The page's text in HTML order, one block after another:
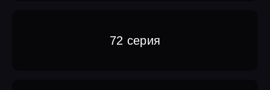
72 серия